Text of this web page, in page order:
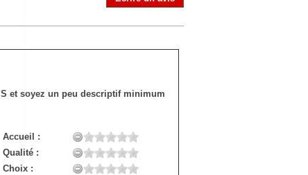
et soyez un peu descriptif minimum
Accueil :
Qualité :
Choix :